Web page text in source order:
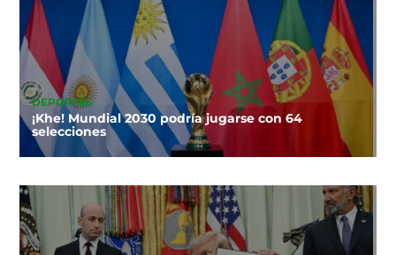
DEPORTES
¡Khe! Mundial 2030 podría jugarse con 64
selecciones